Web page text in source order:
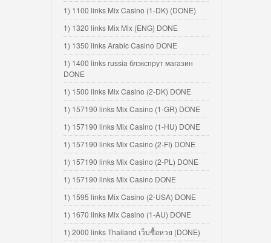
1) 1100 links Mix Casino (1-DK) (DONE)
1) 1320 links Mix Mix (ENG) DONE
1) 1350 links Arabic Casino DONE
1) 1400 links russia блэкспрут магазин
DONE
1) 1500 links Mix Casino (2-DK) DONE
1) 157190 links Mix Casino (1-GR) DONE
1) 157190 links Mix Casino (1-HU) DONE
1) 157190 links Mix Casino (2-FI) DONE
1) 157190 links Mix Casino (2-PL) DONE
1) 157190 links Mix Casino DONE
1) 1595 links Mix Casino (2-USA) DONE
1) 1670 links Mix Casino (1-AU) DONE
1) 2000 links Thailand เว็บซื้อหวย (DONE)